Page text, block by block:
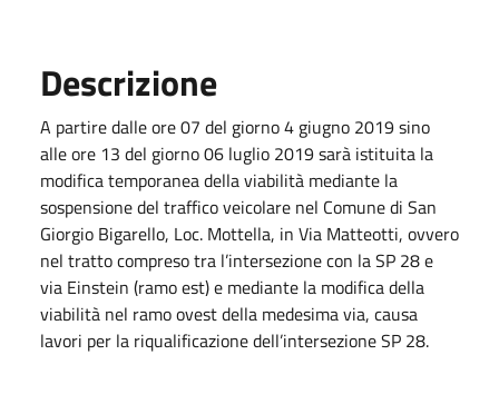
Descrizione
A partire dalle ore 07 del giorno 4 giugno 2019 sino
alle ore 13 del giorno 06 luglio 2019 sarà istituita la
modifica temporanea della viabilità mediante la
sospensione del traffico veicolare nel Comune di San
Giorgio Bigarello, Loc. Mottella, in Via Matteotti, ovvero
nel tratto compreso tra l’intersezione con la SP 28 e
via Einstein (ramo est) e mediante la modifica della
viabilità nel ramo ovest della medesima via, causa
lavori per la riqualificazione dell’intersezione SP 28.